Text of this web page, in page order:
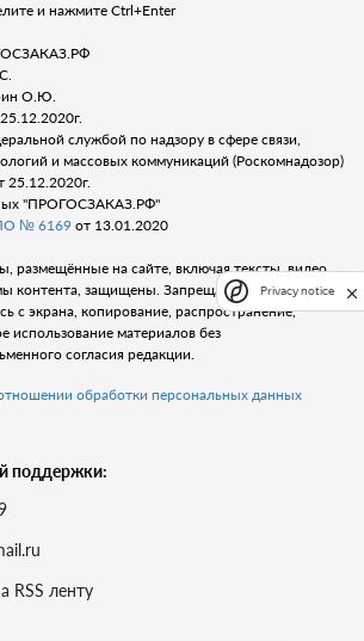
и нажмите Ctrl+Enter
О.Ю.
службой по надзору в сфере связи,
и массовых коммуникаций (Роскомнадозор)
"ПРОГОСЗАКАЗ.РФ"
№ 6169 от 13.01.2020
размещённые на сайте, включая тексты, видео,
контента, защищены. Запрещается любое
с экрана, копирование, распространение,
использование материалов без
согласия редакции.
обработки персональных данных
поддержки:
RSS ленту
Privacy notice